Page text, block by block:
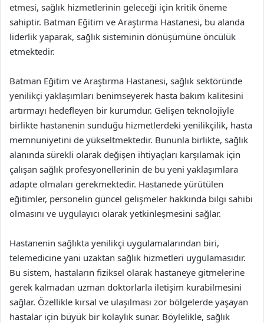
etmesi, sağlık hizmetlerinin geleceği için kritik öneme
sahiptir. Batman Eğitim ve Araştırma Hastanesi, bu alanda
liderlik yaparak, sağlık sisteminin dönüşümüne öncülük
etmektedir.
Batman Eğitim ve Araştırma Hastanesi, sağlık sektöründe
yenilikçi yaklaşımları benimseyerek hasta bakım kalitesini
artırmayı hedefleyen bir kurumdur. Gelişen teknolojiyle
birlikte hastanenin sunduğu hizmetlerdeki yenilikçilik, hasta
memnuniyetini de yükseltmektedir. Bununla birlikte, sağlık
alanında sürekli olarak değişen ihtiyaçları karşılamak için
çalışan sağlık profesyonellerinin de bu yeni yaklaşımlara
adapte olmaları gerekmektedir. Hastanede yürütülen
eğitimler, personelin güncel gelişmeler hakkında bilgi sahibi
olmasını ve uygulayıcı olarak yetkinleşmesini sağlar.
Hastanenin sağlıkta yenilikçi uygulamalarından biri,
telemedicine yani uzaktan sağlık hizmetleri uygulamasıdır.
Bu sistem, hastaların fiziksel olarak hastaneye gitmelerine
gerek kalmadan uzman doktorlarla iletişim kurabilmesini
sağlar. Özellikle kırsal ve ulaşılması zor bölgelerde yaşayan
hastalar için büyük bir kolaylık sunar. Böylelikle, sağlık